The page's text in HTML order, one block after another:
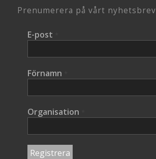
Prenumerera på vårt nyhetsbrev
E-post
Förnamn
Organisation